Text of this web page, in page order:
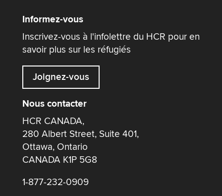
Informez-vous
Inscrivez-vous à l'infolettre du HCR pour en
savoir plus sur les réfugiés
Joignez-vous
Nous contacter
HCR CANADA,
280 Albert Street, Suite 401,
Ottawa, Ontario
CANADA K1P 5G8
1-877-232-0909